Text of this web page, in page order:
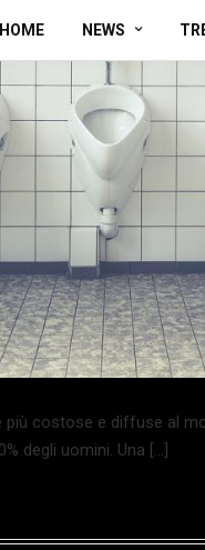
HOME NEWS
più costose e diffuse al
degli uomini. Una […]